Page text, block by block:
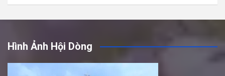
Hình Ảnh Hội Dòng